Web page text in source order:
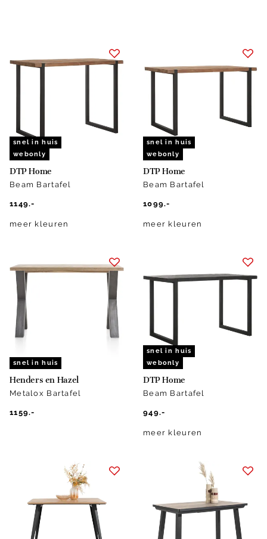
snel in huis
webonly
DTP Home
Beam Bartafel
1149.-
meer kleuren
snel in huis
webonly
DTP Home
Beam Bartafel
1099.-
meer kleuren
snel in huis
Henders en Hazel
Metalox Bartafel
1159.-
snel in huis
webonly
DTP Home
Beam Bartafel
949.-
meer kleuren